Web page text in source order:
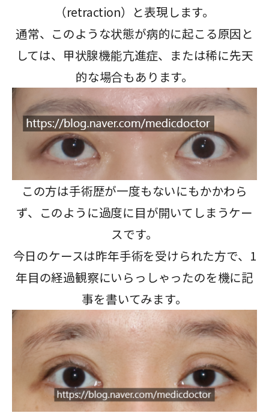
（retraction）と表現します。
通常、このような状態が病的に起こる原因と
しては、甲状腺機能亢進症、または稀に先天
的な場合もあります。
この方は手術歴が一度もないにもかかわら
ず、このように過度に目が開いてしまうケー
スです。
今日のケースは昨年手術を受けられた方で、1
年目の経過観察にいらっしゃったのを機に記
事を書いてみます。